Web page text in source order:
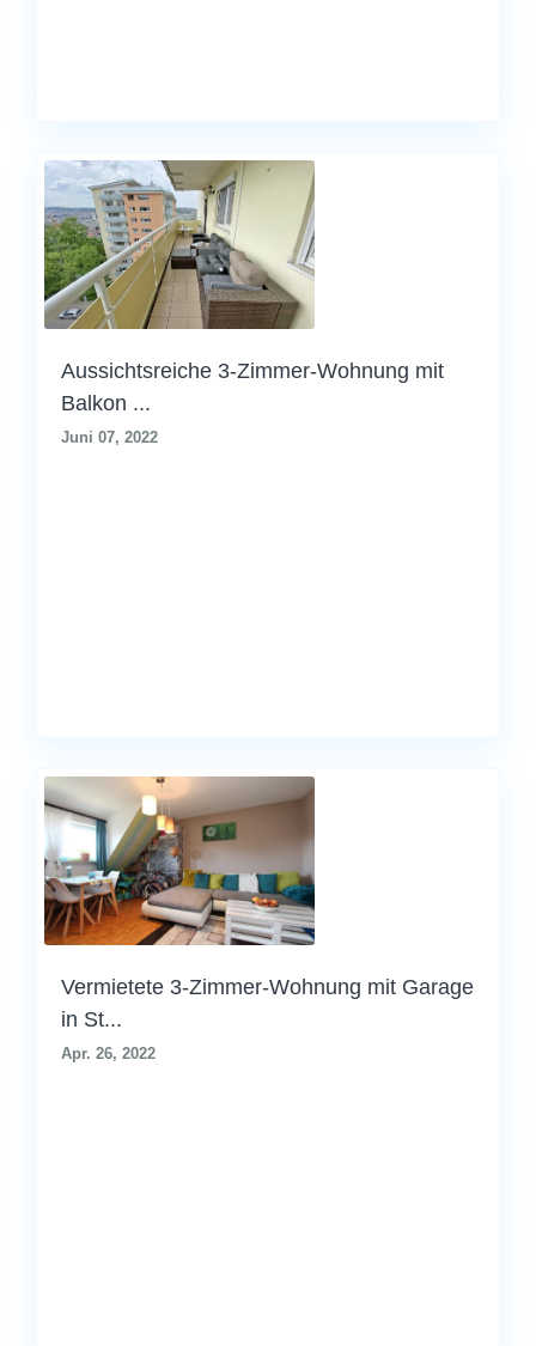
Aussichtsreiche 3-Zimmer-Wohnung mit
Balkon ...
Juni 07, 2022
Vermietete 3-Zimmer-Wohnung mit Garage
in St...
Apr. 26, 2022